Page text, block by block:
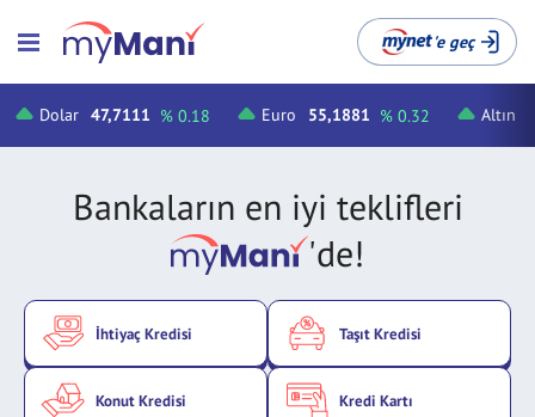
'e geç
Dolar 47,7111 % 0.18 Euro 55,1881 % 0.32 Altın
Bankaların en iyi teklifleri
'de!
İhtiyaç Kredisi Taşıt Kredisi
Konut Kredisi Kredi Kartı